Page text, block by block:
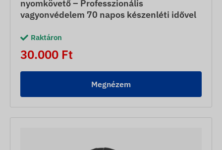
nyomkövető – Professzionális
vagyonvédelem 70 napos készenléti idővel
Raktáron
30.000 Ft
Megnézem